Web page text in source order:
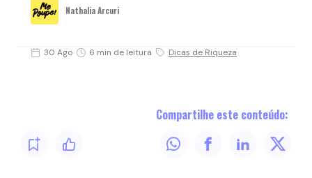
Nathalia Arcuri
30 Ago 6 min de leitura Dicas de Riqueza
Compartilhe este conteúdo: